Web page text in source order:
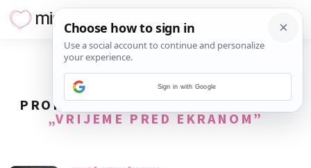
PRONAĐENO11REZULTATA ZA TAG
„VRIJEME PRED EKRANOM”
Sign in with Google